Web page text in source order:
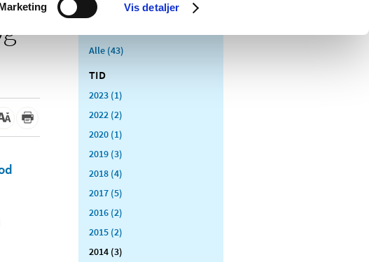
Vis detaljer
Alle (43)
TID
2023 (1)
2022 (2)
2020 (1)
2019 (3)
2018 (4)
2017 (5)
2016 (2)
2015 (2)
2014 (3)